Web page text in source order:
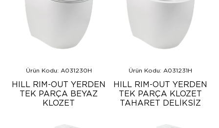
Ürün Kodu: A031230H
HILL RIM-OUT YERDEN
TEK PARÇA BEYAZ
KLOZET
Ürün Kodu: A031231H
HILL RIM-OUT YERDEN
TEK PARÇA KLOZET
TAHARET DELİKSİZ